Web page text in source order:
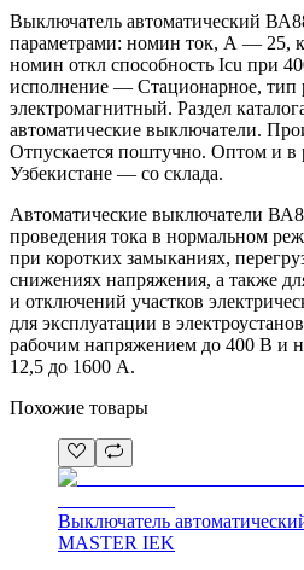
Выключатель автоматический
параметрами: номин ток, А — 25,
номин откл способность Icu при
исполнение — Стационарное, тип
электромагнитный. Раздел
автоматические выключатели.
Отпускается поштучно. Оптом и в
Узбекистане — со склада.
Автоматические выключатели
проведения тока в нормальном
при коротких замыканиях,
снижениях напряжения, а также
и отключений участков
для эксплуатации в
рабочим напряжением до 400 В и
12,5 до 1600 А.
Похожие товары
Выключатель
MASTER IEK